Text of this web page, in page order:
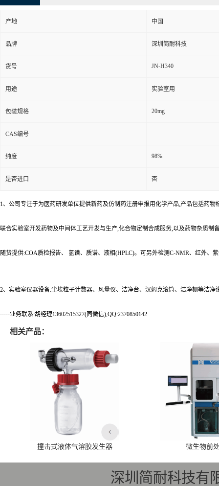
产地 中国
品牌 深圳简耐科技
货号 JN-H340
用途 实验室用
包装规格 20mg
CAS编号
纯度 98%
是否进口 否
1、公司专注于为医药研发单位提供新药及仿制药注册申报用化学产品,产品包括药
联合实验室开发药物及中间体工艺开发与生产,化合物定制合成服务,以及药物杂质制
随货提供:COA质检报告、 氢谱、质谱、液相(HPLC)。可另外检测C-NMR、红外、
2、实验室仪器设备:尘埃粒子计数器、风量仪、洁净台、汉姆克滚筒、洁净棚等洁
-----业务联系:胡经理13602515327(同微信),QQ:2370850142
相关产品：
撞击式液体气溶胶发生器 微生物前
深圳简耐科技有